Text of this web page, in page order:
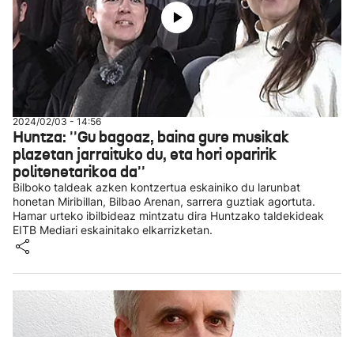
2024/02/03 - 14:56
Huntza: ''Gu bagoaz, baina gure musikak
plazetan jarraituko du, eta hori oparirik
politenetarikoa da''
Bilboko taldeak azken kontzertua eskainiko du larunbat
honetan Miribillan, Bilbao Arenan, sarrera guztiak agortuta.
Hamar urteko ibilbideaz mintzatu dira Huntzako taldekideak
EITB Mediari eskainitako elkarrizketan.